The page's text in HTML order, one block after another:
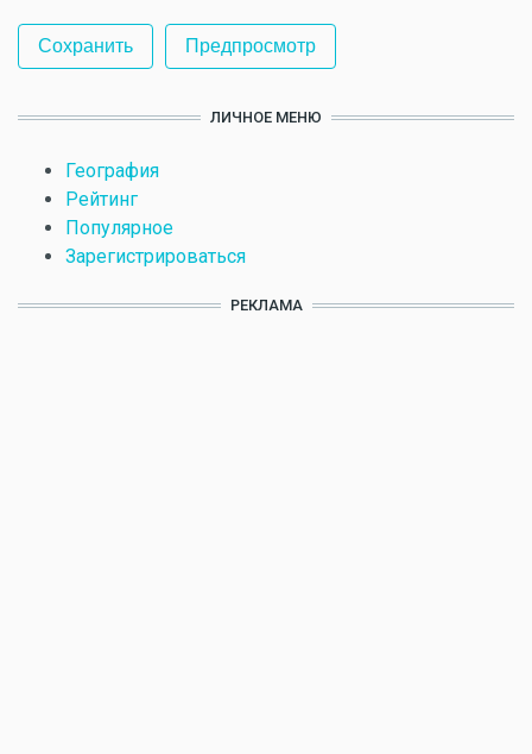
ЛИЧНОЕ МЕНЮ
География
Рейтинг
Популярное
Зарегистрироваться
РЕКЛАМА